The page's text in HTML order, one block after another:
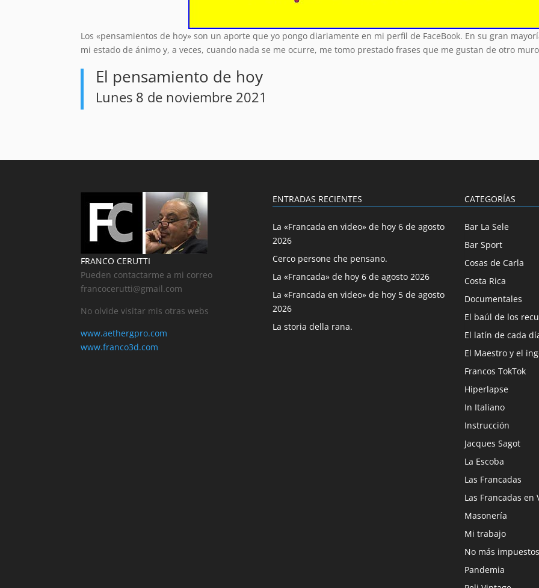
Los «pensamientos de hoy» son un aporte que yo pongo diariamente en mi perfil de FaceBook. En su gran
mi estado de ánimo y, a veces, cuando nada se me ocurre, me tomo prestado frases que me gustan de otro
El pensamiento de hoy
Lunes 8 de noviembre 2021
FRANCO CERUTTI
Pueden contactarme a mi correo
francocerutti@gmail.com
No olvide visitar mis otras webs
www.aethergpro.com
www.franco3d.com
ENTRADAS RECIENTES
La «Francada en video» de hoy 6 de agosto
2026
Cerco persone che pensano.
La «Francada» de hoy 6 de agosto 2026
La «Francada en video» de hoy 5 de agosto
2026
La storia della rana.
CATEGORÍAS
Bar La Sele
Bar Sport
Cosas de Carla
Costa Rica
Documentales
El baúl de los
El latín de cada
El Maestro y el
Francos TokTok
Hiperlapse
In Italiano
Instrucción
Jacques Sagot
La Escoba
Las Francadas
Las Francadas en
Masonería
Mi trabajo
No más impuestos
Pandemia